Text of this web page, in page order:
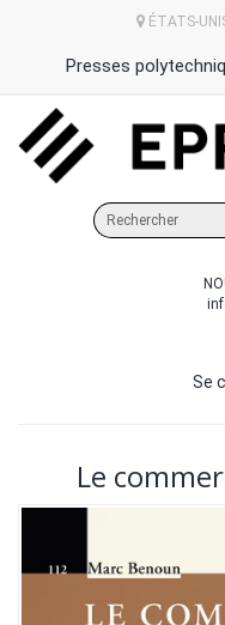
ÉTATS-
Presses
Se
Le